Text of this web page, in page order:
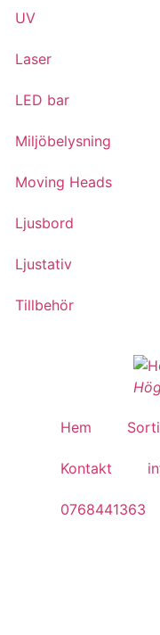
UV
Laser
LED bar
Miljöbelysning
Moving Heads
Ljusbord
Ljustativ
Tillbehör
Hem
Kontakt
0768441363